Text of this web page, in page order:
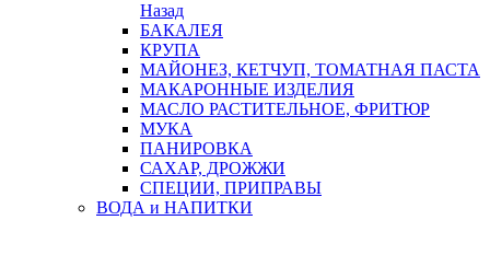
Назад
БАКАЛЕЯ
КРУПА
МАЙОНЕЗ, КЕТЧУП, ТОМАТНАЯ ПАСТА
МАКАРОННЫЕ ИЗДЕЛИЯ
МАСЛО РАСТИТЕЛЬНОЕ, ФРИТЮР
МУКА
ПАНИРОВКА
САХАР, ДРОЖЖИ
СПЕЦИИ, ПРИПРАВЫ
ВОДА и НАПИТКИ